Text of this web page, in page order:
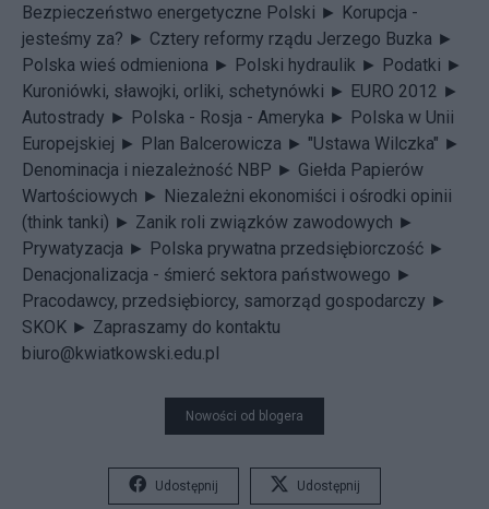
Bezpieczeństwo energetyczne Polski ► Korupcja -
jesteśmy za? ► Cztery reformy rządu Jerzego Buzka ►
Polska wieś odmieniona ► Polski hydraulik ► Podatki ►
Kuroniówki, sławojki, orliki, schetynówki ► EURO 2012 ►
Autostrady ► Polska - Rosja - Ameryka ► Polska w Unii
Europejskiej ► Plan Balcerowicza ► "Ustawa Wilczka" ►
Denominacja i niezależność NBP ► Giełda Papierów
Wartościowych ► Niezależni ekonomiści i ośrodki opinii
(think tanki) ► Zanik roli związków zawodowych ►
Prywatyzacja ► Polska prywatna przedsiębiorczość ►
Denacjonalizacja - śmierć sektora państwowego ►
Pracodawcy, przedsiębiorcy, samorząd gospodarczy ►
SKOK ► Zapraszamy do kontaktu
biuro@kwiatkowski.edu.pl
Nowości od blogera
Udostępnij Udostępnij